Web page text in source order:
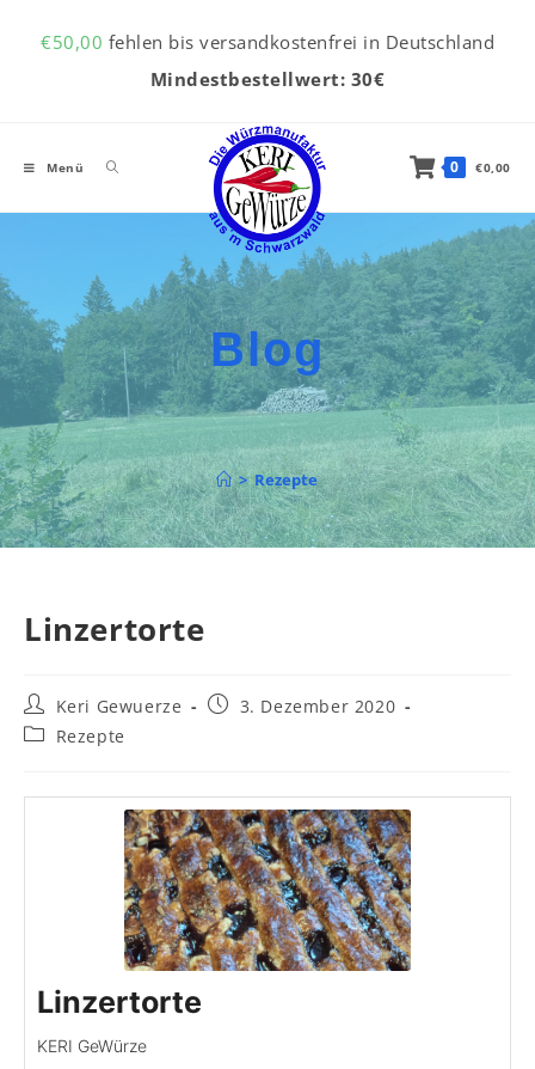
€50,00 fehlen bis versandkostenfrei in Deutschland
Mindestbestellwert: 30€
Menü 0 €0,00
Blog
> Rezepte
Linzertorte
Beitrags-Autor:
Keri Gewuerze Beitrag veröffentlicht:
3. Dezember 2020
Beitrags-Kategorie:
Rezepte
Linzertorte
KERI GeWürze